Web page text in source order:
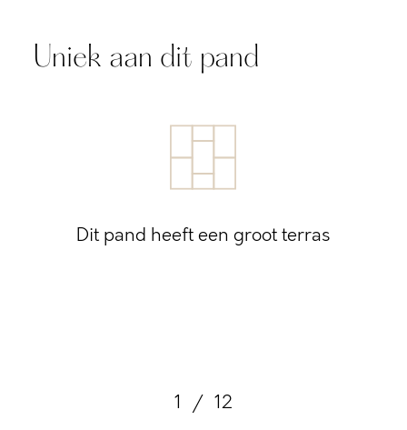
Uniek aan dit pand
Dit pand heeft een groot terras
1 / 12